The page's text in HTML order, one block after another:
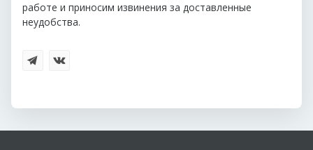
работе и приносим извинения за доставленные
неудобства.